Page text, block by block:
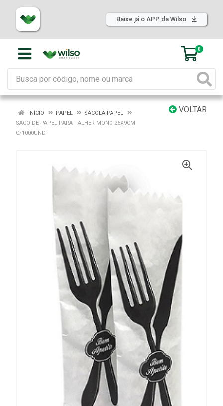
Baixe já o APP da Wilso
0
VOLTAR
INÍCIO PAPEL
SACOLA PAPEL
SACO DE PAPEL PARA TALHER MONO 26X9CM
C/1000UND